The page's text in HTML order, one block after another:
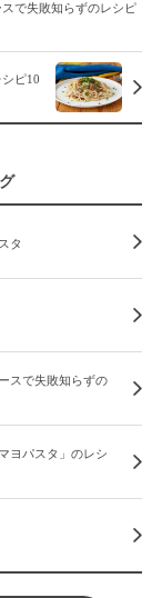
で失敗知らずのレシピ
ピ10
タ
スで失敗知らずの
ヨパスタ」のレシ